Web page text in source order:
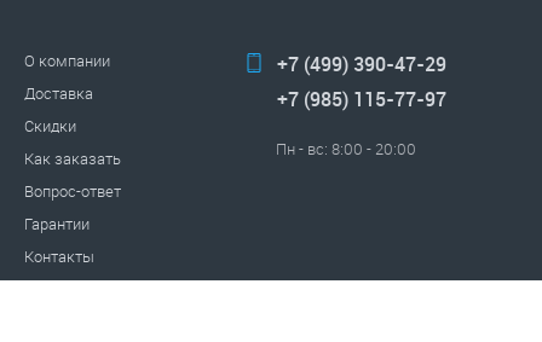
О компании
Доставка
Скидки
Как заказать
Вопрос-ответ
Гарантии
Контакты
+7 (499) 390-47-29
+7 (985) 115-77-97
Пн - вс: 8:00 - 20:00